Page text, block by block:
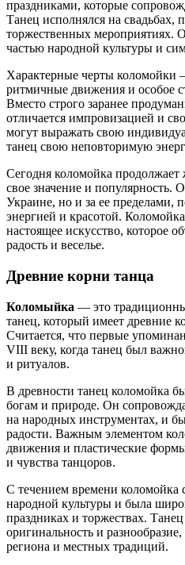
праздниками, которые
Танец исполнялся на свадьбах,
торжественных мероприятиях.
частью народной культуры и
Характерные черты коломойки
ритмичные движения и особое
Вместо строго заранее
отличается импровизацией и
могут выражать свою
танец свою неповторимую
Сегодня коломойка продолжает
свое значение и популярность.
Украине, но и за ее пределами,
энергией и красотой.
настоящее искусство, которое
радость и веселье.
Древние корни танца
Коломыйка — это
танец, который имеет древние
Считается, что первые
VIII веку, когда танец был
и ритуалов.
В древности танец коломойка
богам и природе. Он
на народных инструментах, и
радости. Важным элементом
движения и пластические
и чувства танцоров.
С течением времени коломойка
народной культуры и была
праздниках и торжествах.
оригинальность и
региона и местных традиций.